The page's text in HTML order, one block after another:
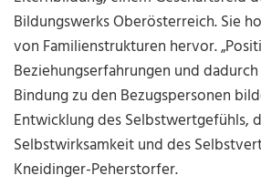
Bildungswerks Oberösterreich. Sie
von Familienstrukturen hervor.
Beziehungserfahrungen und
Bindung zu den Bezugspersonen
Entwicklung des Selbstwertgefühls,
Selbstwirksamkeit und des
Kneidinger-Peherstorfer.